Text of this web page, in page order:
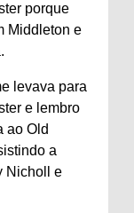
porque
Middleton e
levava para
e lembro
ao Old
a
Nicholl e